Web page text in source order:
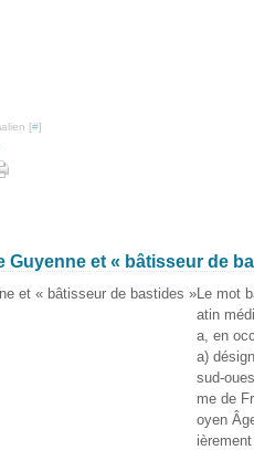
[#]
Guyenne et « bâtisseur de
Le mot
atin
a, en
a)
sud-
me de
oyen